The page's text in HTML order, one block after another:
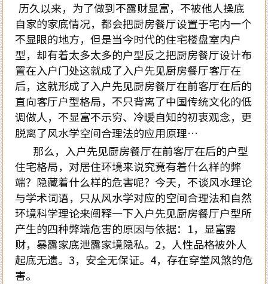
历久以来，为了做到不露财显富，不被他人操底
自家的家底情况，都会把厨房餐厅设置于宅内一个
不显眼的地方，但是当今时代的住宅楼盘室内户
型，却有着太多太多的户型反之把厨房餐厅设计布
置在入户门处这就成了入户先见厨房餐厅客厅在
后，这就形成了入户先见厨房餐厅在前客厅在后的
直向客厅户型格局，不只背离了中国传统文化的低
调做人，不显富不示穷、冷暧自知的初衷观念，更
脱离了风水学空间合理法的应用原理…
那么，入户先见厨房餐厅在前客厅在后的户型
住宅格局，对居住环境来说究竟有着什么样的弊
端？隐藏着什么样的危害呢？今天，不谈风水理论
与学术词语，只从风水学对应的空间合理法和自然
环境科学理论来阐释一下入户先见厨房餐厅户型所
产生的四种弊端危害的原因与依据：1，显富露
财，暴露家底泄露家境隐私。2，人性品格被外人
起底无遗。3，安全无保证。4，存在穿堂风煞的危
害。